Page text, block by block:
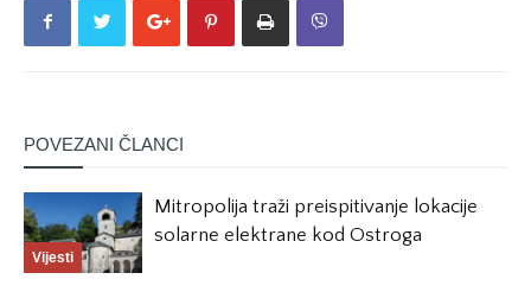
POVEZANI ČLANCI
Vijesti
Mitropolija traži preispitivanje lokacije
solarne elektrane kod Ostroga